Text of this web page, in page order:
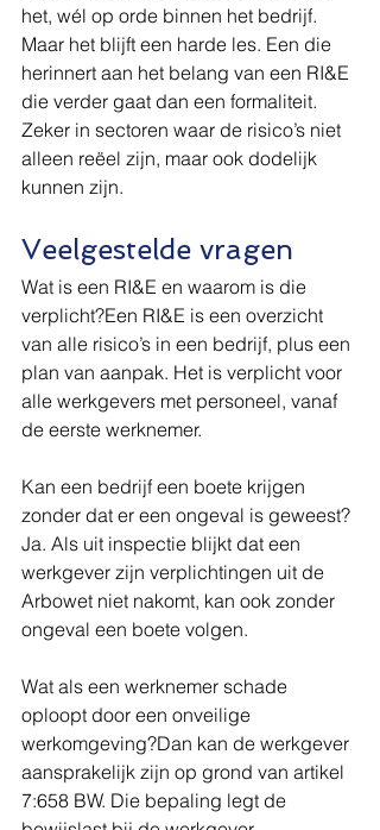
het, wél op orde binnen het bedrijf.
Maar het blijft een harde les. Een die
herinnert aan het belang van een RI&E
die verder gaat dan een formaliteit.
Zeker in sectoren waar de risico’s niet
alleen reëel zijn, maar ook dodelijk
kunnen zijn.
Veelgestelde vragen
Wat is een RI&E en waarom is die
verplicht?Een RI&E is een overzicht
van alle risico’s in een bedrijf, plus een
plan van aanpak. Het is verplicht voor
alle werkgevers met personeel, vanaf
de eerste werknemer.
Kan een bedrijf een boete krijgen
zonder dat er een ongeval is geweest?
Ja. Als uit inspectie blijkt dat een
werkgever zijn verplichtingen uit de
Arbowet niet nakomt, kan ook zonder
ongeval een boete volgen.
Wat als een werknemer schade
oploopt door een onveilige
werkomgeving?Dan kan de werkgever
aansprakelijk zijn op grond van artikel
7:658 BW. Die bepaling legt de